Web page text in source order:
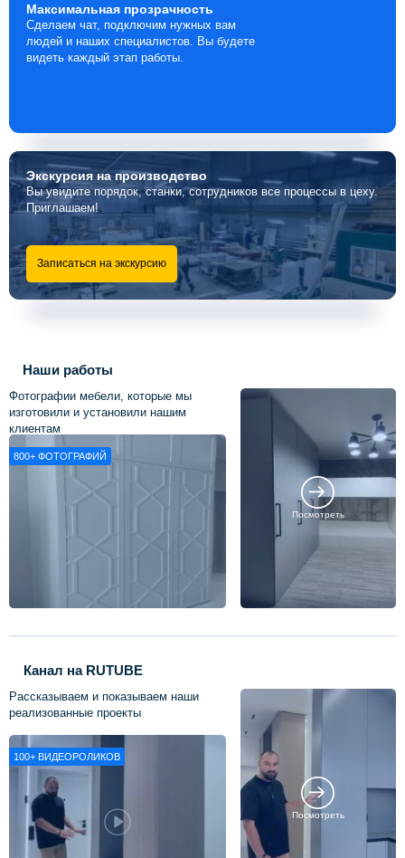
Максимальная прозрачность
Сделаем чат, подключим нужных вам
людей и наших специалистов. Вы будете
видеть каждый этап работы.
Экскурсияна производство
Вы увидите порядок, станки, сотрудников все процессы в цеху.
Приглашаем!
Записаться на экскурсию
Наши работы
Фотографии мебели, которые мы
изготовили и установили нашим
клиентам
800+ ФОТОГРАФИЙ
Посмотреть
Канал на RUTUBE
Рассказываем и показываем наши
реализованные проекты
100+ ВИДЕОРОЛИКОВ
Посмотреть